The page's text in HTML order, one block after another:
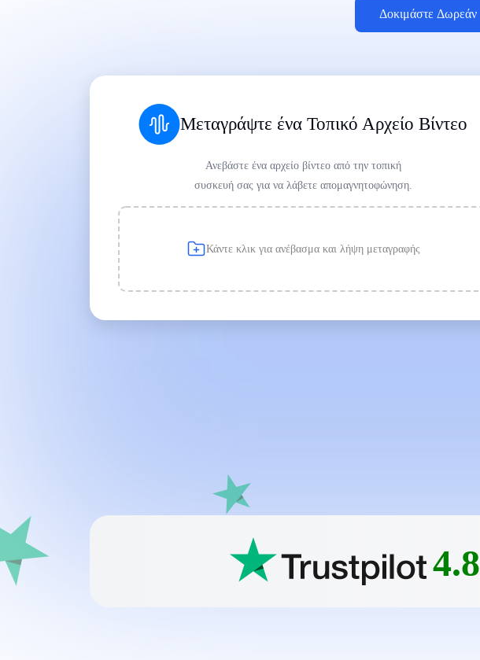
Δοκιμάστε Δωρεάν
Μεταγράψτε ένα Τοπικό Αρχείο Βίντεο
Ανεβάστε ένα αρχείο βίντεο από την τοπική
συσκευή σας για να λάβετε απομαγνητοφώνηση.
Κάντε κλικ για ανέβασμα και λήψη μεταγραφής
4.8